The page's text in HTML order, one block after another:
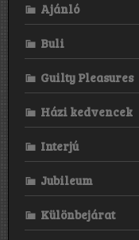
Ajánló
Buli
Guilty Pleasures
Házi kedvencek
Interjú
Jubileum
Különbejárat